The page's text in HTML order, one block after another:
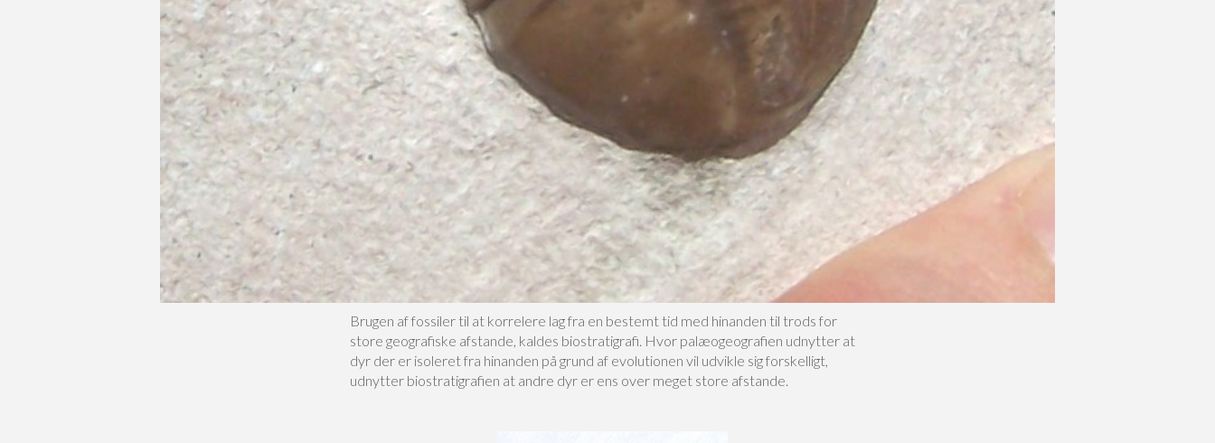
Brugen af fossiler til at korrelere lag fra en bestemt tid med hinanden til trods for
store geografiske afstande, kaldes biostratigrafi. Hvor palæogeografien udnytter at
dyr der er isoleret fra hinanden på grund af evolutionen vil udvikle sig forskelligt,
udnytter biostratigrafien at andre dyr er ens over meget store afstande.